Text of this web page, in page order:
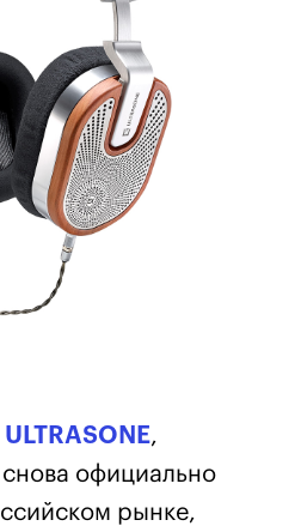
ULTRASONE,
официально
рынке,